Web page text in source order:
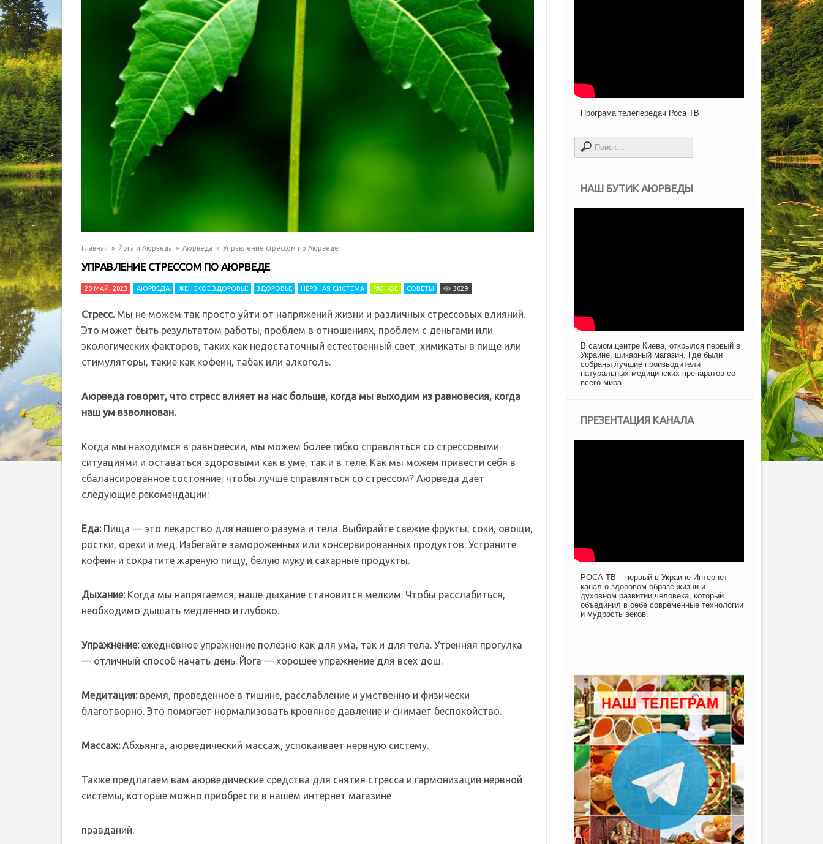
Главная » Йога и Аюрведа » Аюрведа » Управление стрессом по Аюрведе
УПРАВЛЕНИЕ СТРЕССОМ ПО АЮРВЕДЕ
20 МАЙ, 2023 АЮРВЕДА ЖЕНСКОЕ ЗДОРОВЬЕ ЗДОРОВЬЕ НЕРВНАЯ СИСТЕМА РАЗНОЕ СОВЕТЫ 3029
Стресс.Мы не можем так просто уйти от напряжений жизни и различных стрессовых влияний.
Это может быть результатом работы, проблем в отношениях, проблем с деньгами или
экологических факторов, таких как недостаточный естественный свет, химикаты в пище или
стимуляторы, такие как кофеин, табак или алкоголь.
Аюрведа говорит, что стресс влияет на нас больше, когда мы выходим из равновесия, когда
наш ум взволнован.
Когда мы находимся в равновесии, мы можем более гибко справляться со стрессовыми
ситуациями и оставаться здоровыми как в уме, так и в теле. Как мы можем привести себя в
сбалансированное состояние, чтобы лучше справляться со стрессом? Аюрведа дает
следующие рекомендации:
Еда:Пища — это лекарство для нашего разума и тела. Выбирайте свежие фрукты, соки, овощи,
ростки, орехи и мед. Избегайте замороженных или консервированных продуктов. Устраните
кофеин и сократите жареную пищу, белую муку и сахарные продукты.
Дыхание:Когда мы напрягаемся, наше дыхание становится мелким. Чтобы расслабиться,
необходимо дышать медленно и глубоко.
Упражнение:ежедневное упражнение полезно как для ума, так и для тела. Утренняя прогулка
— отличный способ начать день. Йога — хорошее упражнение для всех дош.
Медитация:время, проведенное в тишине, расслабление и умственно и физически
благотворно. Это помогает нормализовать кровяное давление и снимает беспокойство.
Массаж:Абхьянга, аюрведический массаж, успокаивает нервную систему.
Также предлагаем вам аюрведические средства для снятия стресса и гармонизации нервной
системы, которые можно приобрести в нашем интернет магазине
правданий.
Програма телепередач Роса ТВ
НАШ БУТИК АЮРВЕДЫ
В самом центре Киева, открылся первый в
Украине, шикарный магазин. Где были
собраны лучшие производители
натуральных медицинских препаратов со
всего мира.
ПРЕЗЕНТАЦИЯ КАНАЛА
РОСА ТВ – первый в Украине Интернет
канал о здоровом образе жизни и
духовном развитии человека, который
объединил в себе современные технологии
и мудрость веков.